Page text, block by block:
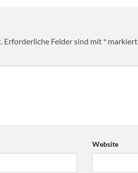
Erforderliche Felder sind mit * markiert
Website